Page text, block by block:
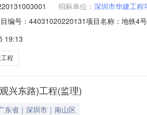
招标单位： 深圳市华建工程
编号：44031020220131项目名称：地铁4
始时间：2023-06-25发布截止时间：
19:13
程
兴东路)工程(监理)
东省｜深圳市｜南山区